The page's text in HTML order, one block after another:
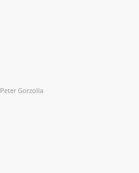
Peter Gorzolla